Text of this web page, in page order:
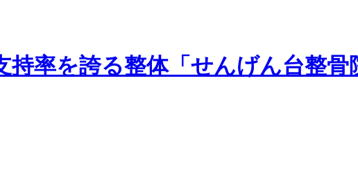
持率を誇る整体「せんげん台整骨